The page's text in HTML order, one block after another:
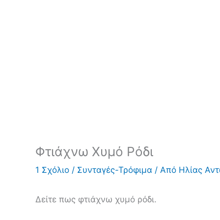
Φτιάχνω Χυμό Ρόδι
1 Σχόλιο / Συνταγές-Τρόφιμα / Από Ηλίας
Δείτε πως φτιάχνω χυμό ρόδι.